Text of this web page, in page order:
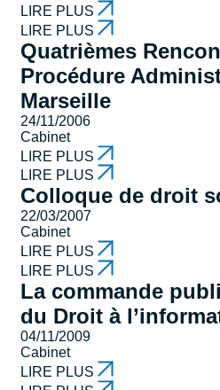
LIRE PLUS
LIRE PLUS
Quatrièmes
Procédure
Marseille
24/11/2006
Cabinet
LIRE PLUS
LIRE PLUS
Colloque de droit
22/03/2007
Cabinet
LIRE PLUS
LIRE PLUS
La commande
du Droit à
04/11/2009
Cabinet
LIRE PLUS